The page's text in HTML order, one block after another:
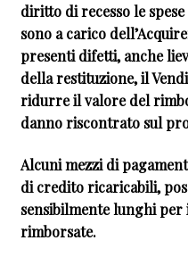
diritto di recesso le
sono a carico
presenti difetti, anche
della restituzione, il
ridurre il valore del
danno riscontrato sul
Alcuni mezzi di
di credito ricaricabili,
sensibilmente lunghi
rimborsate.